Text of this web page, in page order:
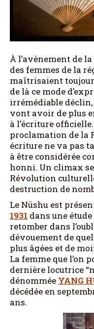
À l’avènement de
des femmes de la
maîtrisaient
de là ce mode
irrémédiable
vont avoir de plus
à l’écriture
proclamation de la
écriture ne va pas
à être considérée
honni. Un climax
Révolution
destruction de
Le Nüshu est
1931 dans une
retomber dans
dévouement de
plus âgées et de
La femme que l’on
dernière locutrice
dénommée YANG
décédée en
ans.